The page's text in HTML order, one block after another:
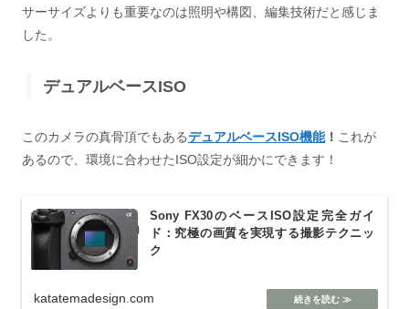
サーサイズよりも重要なのは照明や構図、編集技術だと感じま
した。
デュアルベースISO
このカメラの真骨頂でもあるデュアルベースISO機能！ これが
あるので、環境に合わせたISO設定が細かにできます！
Sony FX30のベースISO設定完全ガイ
ド：究極の画質を実現する撮影テクニッ
ク
katatemadesign.com